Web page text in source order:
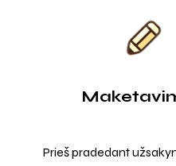
Prieš pradedant